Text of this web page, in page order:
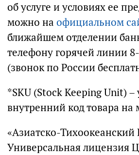
об услуге и условиях ее
можно на официальном
ближайшем отделении
телефону горячей линии
(звонок по России
*SKU (Stock Keeping Unit)
внутренний код товара на
«Азиатско-
Универсальная лицензия